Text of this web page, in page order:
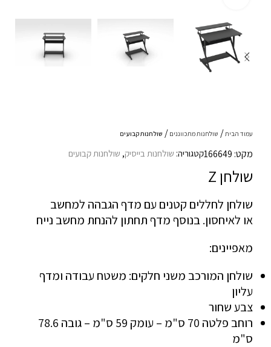
עמוד הבית שולחנות מתכווננים שולחנות קבועים
מקט: 166649 קטגוריה: שולחנות בייסיק, שולחנות קבועים
שולחן Z
שולחן לחללים קטנים עם מדף הגבהה למחשב
או לאיחסון. בנוסף מדף תחתון להנחת מחשב נייח
מאפיינים:
שולחן המורכב משני חלקים: משטח עבודה ומדף
עליון
צבע שחור
רוחב פלטה 70 ס"מ – עומק 59 ס"מ – גובה 78.6
ס"מ